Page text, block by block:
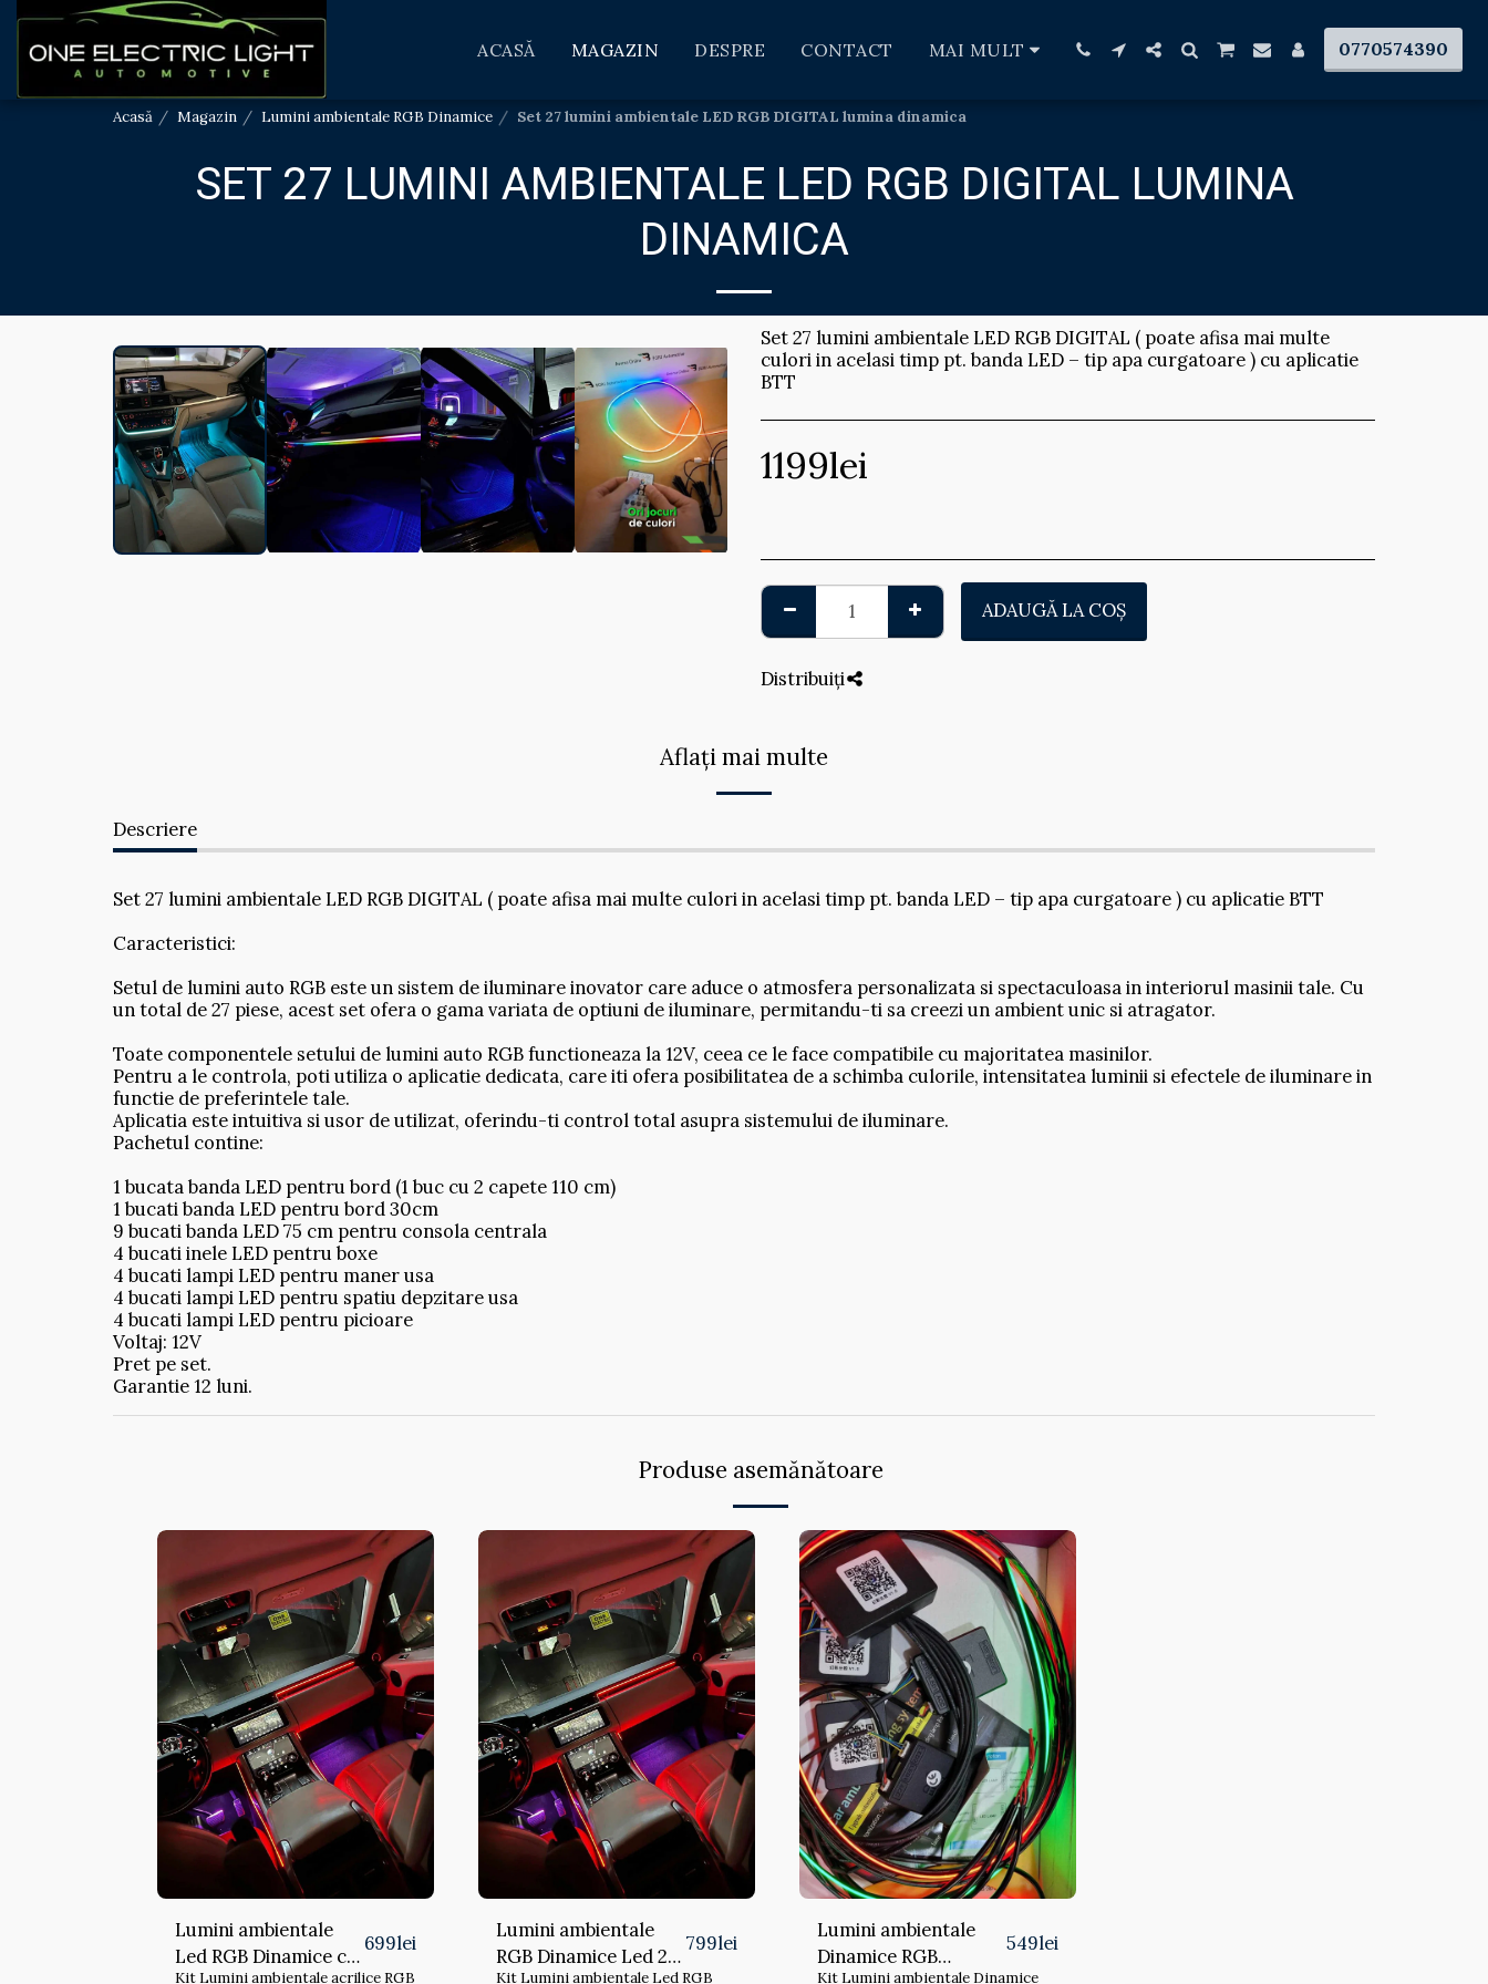
ACASĂ MAGAZIN DESPRE CONTACT MAI MULT 0770574390
Acasă Magazin Lumini ambientale RGB Dinamice Set 27 lumini ambientale LED RGB DIGITAL lumina dinamica
SET 27 LUMINI AMBIENTALE LED RGB DIGITAL LUMINA
DINAMICA
Set 27 lumini ambientale LED RGB DIGITAL ( poate afisa mai multe
culori in acelasi timp pt. banda LED – tip apa curgatoare ) cu aplicatie
BTT
1199lei
ADAUGĂ LA COŞ
Distribuiți
Aflați mai multe
Descriere
Set 27 lumini ambientale LED RGB DIGITAL ( poate afisa mai multe culori in acelasi timp pt. banda LED – tip apa curgatoare ) cu aplicatie BTT
Caracteristici:
Setul de lumini auto RGB este un sistem de iluminare inovator care aduce o atmosfera personalizata si spectaculoasa in interiorul masinii tale. Cu
un total de 27 piese, acest set ofera o gama variata de optiuni de iluminare, permitandu-ti sa creezi un ambient unic si atragator.
Toate componentele setului de lumini auto RGB functioneaza la 12V, ceea ce le face compatibile cu majoritatea masinilor.
Pentru a le controla, poti utiliza o aplicatie dedicata, care iti ofera posibilitatea de a schimba culorile, intensitatea luminii si efectele de iluminare in
functie de preferintele tale.
Aplicatia este intuitiva si usor de utilizat, oferindu-ti control total asupra sistemului de iluminare.
Pachetul contine:
1 bucata banda LED pentru bord (1 buc cu 2 capete 110 cm)
1 bucati banda LED pentru bord 30cm
9 bucati banda LED 75 cm pentru consola centrala
4 bucati inele LED pentru boxe
4 bucati lampi LED pentru maner usa
4 bucati lampi LED pentru spatiu depzitare usa
4 bucati lampi LED pentru picioare
Voltaj: 12V
Pret pe set.
Garantie 12 luni.
Produse asemănătoare
Lumini ambientale
Led RGB Dinamice cu
699lei
Kit Lumini ambientale acrilice RGB
Lumini ambientale
RGB Dinamice Led 21
799lei
Kit Lumini ambientale Led RGB
Lumini ambientale
Dinamice RGB
549lei
Kit Lumini ambientale Dinamice